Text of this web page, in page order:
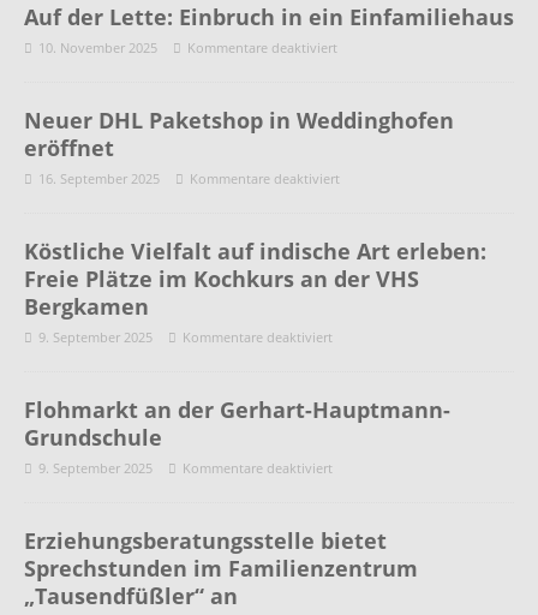
Auf der Lette: Einbruch in ein Einfamiliehaus
10. November 2025 Kommentare deaktiviert
Neuer DHL Paketshop in Weddinghofen
eröffnet
16. September 2025 Kommentare deaktiviert
Köstliche Vielfalt auf indische Art erleben:
Freie Plätze im Kochkurs an der VHS
Bergkamen
9. September 2025 Kommentare deaktiviert
Flohmarkt an der Gerhart-Hauptmann-
Grundschule
9. September 2025 Kommentare deaktiviert
Erziehungsberatungsstelle bietet
Sprechstunden im Familienzentrum
„Tausendfüßler“ an